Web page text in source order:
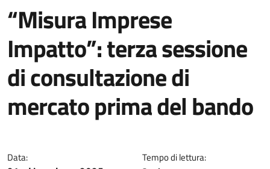
“Misura Imprese
Impatto”: terza sessione
di consultazione di
mercato prima del bando
Data: Tempo di lettura: